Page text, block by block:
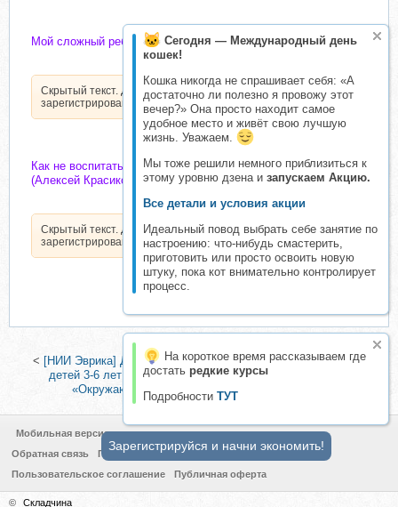
Сегодня — Международный день
кошек!
Кошка никогда не спрашивает себя: «А
достаточно ли полезно я провожу этот
вечер?» Она просто находит самое
удобное место и живёт свою лучшую
жизнь. Уважаем.
Мы тоже решили немного приблизиться к
этому уровню дзена и запускаем Акцию.
Все детали и условия акции
Идеальный повод выбрать себе занятие по
настроению: что-нибудь смастерить,
приготовить или просто освоить новую
штуку, пока кот внимательно контролирует
процесс.
На короткое время рассказываем где
достать редкие курсы
Подробности ТУТ
Мой сложный ребенок. Тариф "Я сама" (Меседу Булач)
Скрытый текст. Доступен только
зарегистрированным пользователям.
Как не воспитать невротика и избежать типичных ошибок
(Алексей Красиков)
Скрытый текст. Доступен только
зарегистрированным пользователям.
< [НИИ Эврика] Домашний Квест «Космические сыщики» для
детей 3-6 лет|
[hurlyburlyschool] 18 блок годового курса
«Окружающий мир» (Оля и Даша Сафоновы)
Мобильная версия
Обратная связь
Политика конфиденциальности
Пользовательское соглашение
Публичная оферта
© Складчина
Зарегистрируйся и начни экономить!